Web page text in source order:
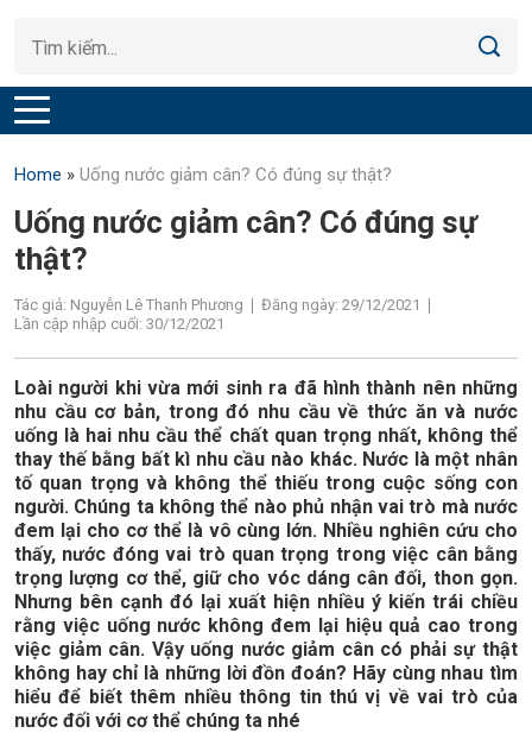
Home » Uống nước giảm cân? Có đúng sự thật?
Uống nước giảm cân? Có đúng sự
thật?
Tác giả: Nguyễn Lê Thanh Phương
Đăng ngày: 29/12/2021
Lần cập nhập cuối: 30/12/2021
Loài người khi vừa mới sinh ra đã hình thành nên những
nhu cầu cơ bản, trong đó nhu cầu về thức ăn và nước
uống là hai nhu cầu thể chất quan trọng nhất, không thể
thay thế bằng bất kì nhu cầu nào khác. Nước là một nhân
tố quan trọng và không thể thiếu trong cuộc sống con
người. Chúng ta không thể nào phủ nhận vai trò mà nước
đem lại cho cơ thể là vô cùng lớn. Nhiều nghiên cứu cho
thấy, nước đóng vai trò quan trọng trong việc cân bằng
trọng lượng cơ thể, giữ cho vóc dáng cân đối, thon gọn.
Nhưng bên cạnh đó lại xuất hiện nhiều ý kiến trái chiều
rằng việc uống nước không đem lại hiệu quả cao trong
việc giảm cân. Vậy uống nước giảm cân có phải sự thật
không hay chỉ là những lời đồn đoán? Hãy cùng nhau tìm
hiểu để biết thêm nhiều thông tin thú vị về vai trò của
nước đối với cơ thể chúng ta nhé